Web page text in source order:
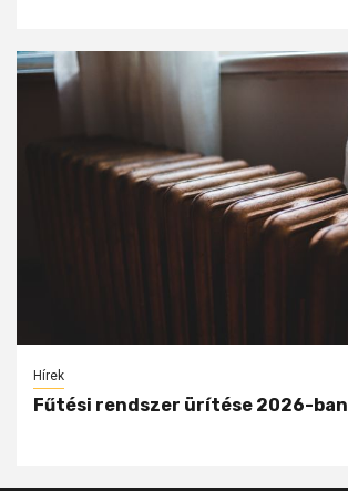
Hírek
Fűtési rendszer ürítése 2026-ban